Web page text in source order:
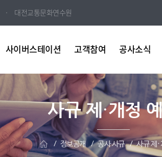
대전교통문화연수원
사이버스테이션 고객참여 공사소식
사규 제·개정
정보공개 공사 사규 사규 제